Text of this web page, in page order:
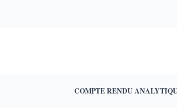
COMPTE RENDU